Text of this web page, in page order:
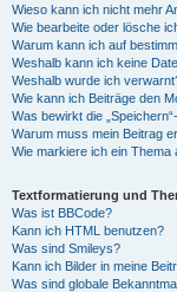
Wieso kann ich nicht mehr
Wie bearbeite oder lösche
Warum kann ich auf
Weshalb kann ich keine
Weshalb wurde ich
Wie kann ich Beiträge den
Was bewirkt die
Warum muss mein Beitrag
Wie markiere ich ein Thema
Textformatierung und
Was ist BBCode?
Kann ich HTML benutzen?
Was sind Smileys?
Kann ich Bilder in meine
Was sind globale